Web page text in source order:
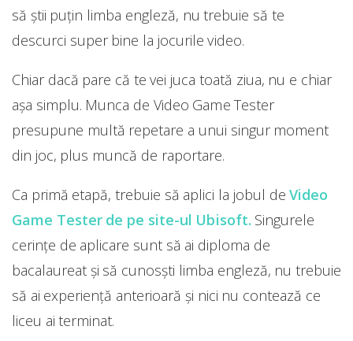
să știi puțin limba engleză, nu trebuie să te
descurci super bine la jocurile video.
Chiar dacă pare că te vei juca toată ziua, nu e chiar
așa simplu. Munca de Video Game Tester
presupune multă repetare a unui singur moment
din joc, plus muncă de raportare.
Ca primă etapă, trebuie să aplici la jobul deVideo
Game Tester de pe site-ul Ubisoft. Singurele
cerințe de aplicare sunt să ai diploma de
bacalaureat și să cunosști limba engleză, nu trebuie
să ai experiență anterioară și nici nu contează ce
liceu ai terminat.